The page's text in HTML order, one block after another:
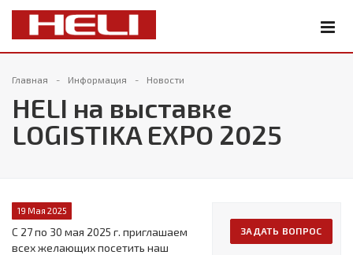
Главная Информация Новости
HELI на выставке
LOGISTIKA EXPO 2025
ЗАДАТЬ ВОПРОС
19 Мая 2025
С 27 по 30 мая 2025 г. приглашаем
всех желающих посетить наш